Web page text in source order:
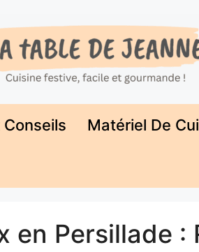
Matériel De
en Persillade :